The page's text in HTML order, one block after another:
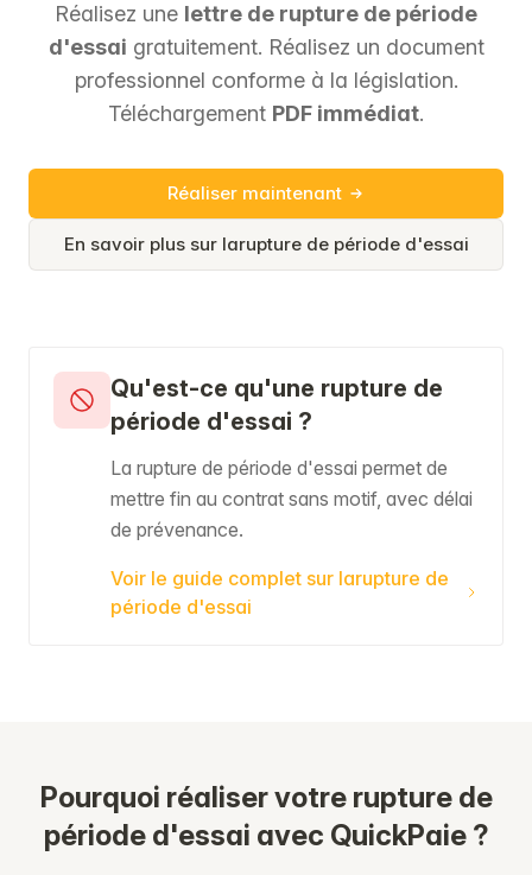
Réalisez une lettre de rupture de période
d'essai gratuitement. Réalisez un document
professionnel conforme à la législation.
Téléchargement PDF immédiat.
Réaliser maintenant
En savoir plus sur larupture de période d'essai
Qu'est-ce qu'une rupture de
période d'essai ?
La rupture de période d'essai permet de
mettre fin au contrat sans motif, avec délai
de prévenance.
Voir le guide complet sur larupture de
période d'essai
Pourquoi réaliser votre rupture de
période d'essai avec QuickPaie ?